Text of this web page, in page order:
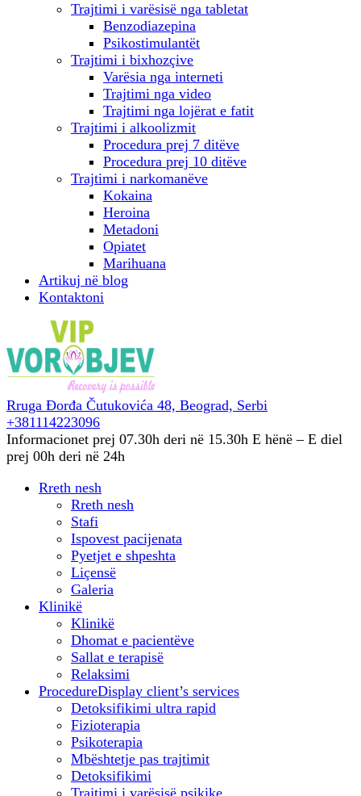
Trajtimi i varësisë nga tabletat
Benzodiazepina
Psikostimulantët
Trajtimi i bixhozçive
Varësia nga interneti
Trajtimi nga video
Trajtimi nga lojërat e fatit
Trajtimi i alkoolizmit
Procedura prej 7 ditëve
Procedura prej 10 ditëve
Trajtimi i narkomanëve
Kokaina
Heroina
Metadoni
Opiatet
Marihuana
Artikuj në blog
Kontaktoni
Rruga Đorđa Čutukovića 48, Beograd, Serbi
+381114223096
Informacionet prej 07.30h deri në 15.30h E hënë – E diel
prej 00h deri në 24h
Rreth nesh
Rreth nesh
Stafi
Ispovest pacijenata
Pyetjet e shpeshta
Liçensë
Galeria
Klinikë
Klinikë
Dhomat e pacientëve
Sallat e terapisë
Relaksimi
ProcedureDisplay client’s services
Detoksifikimi ultra rapid
Fizioterapia
Psikoterapia
Mbështetje pas trajtimit
Detoksifikimi
Trajtimi i varësisë psikike